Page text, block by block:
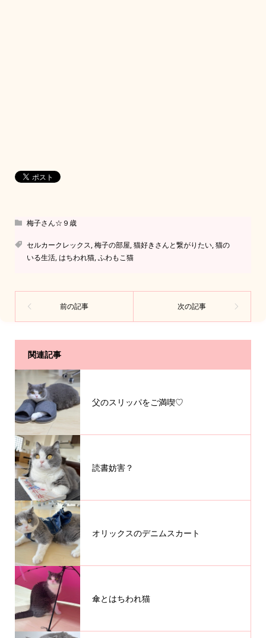
梅子さん☆９歳
セルカークレックス,梅子の部屋,猫好きさんと繋がりたい,猫の
いる生活,はちわれ猫,ふわもこ猫
関連記事
父のスリッパをご満喫♡
読書妨害？
オリックスのデニムスカート
傘とはちわれ猫